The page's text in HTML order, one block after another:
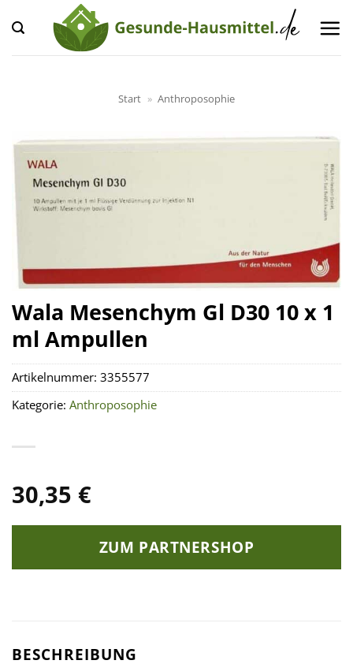
Inhalt
springen
Start » Anthroposophie
Wala Mesenchym Gl D30 10 x 1
ml Ampullen
30,35 €
ZUM PARTNERSHOP
Artikelnummer: 3355577
Kategorie: Anthroposophie
BESCHREIBUNG